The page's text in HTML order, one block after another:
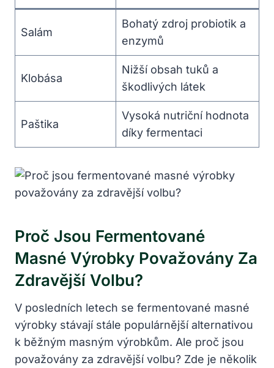
Salám
Bohatý zdroj probiotik a
enzymů
Klobása
Nižší obsah tuků a
škodlivých látek
Paštika
Vysoká nutriční hodnota
díky fermentaci
Proč Jsou Fermentované
Masné Výrobky Považovány Za
Zdravější Volbu?
V posledních letech se fermentované masné
výrobky stávají stále populárnější alternativou
k běžným masným výrobkům. Ale proč jsou
považovány za zdravější volbu? Zde je několik